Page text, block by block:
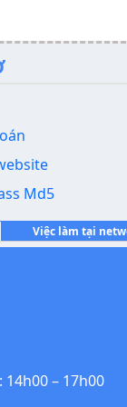
Md5
Việc làm tại
– 17h00